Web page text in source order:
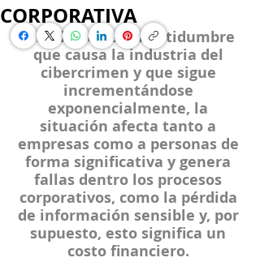
CORPORATIVA
Ante la actual incertidumbre
que causa la industria del
cibercrimen y que sigue
incrementándose
exponencialmente, la
situación afecta tanto a
empresas como a personas de
forma significativa y genera
fallas dentro los procesos
corporativos, como la pérdida
de información sensible y, por
supuesto, esto significa un
costo financiero.